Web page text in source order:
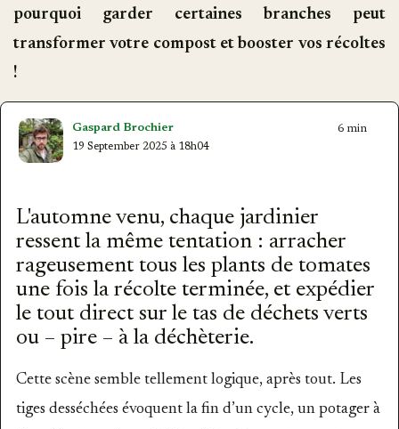
pourquoi garder certaines branches peut
transformer votre compost et booster vos récoltes
!
6 min
Gaspard Brochier
19 September 2025 à 18h04
L'automne venu, chaque jardinier
ressent la même tentation : arracher
rageusement tous les plants de tomates
une fois la récolte terminée, et expédier
le tout direct sur le tas de déchets verts
ou – pire – à la déchèterie.
Cette scène semble tellement logique, après tout. Les
tiges desséchées évoquent la fin d’un cycle, un potager à